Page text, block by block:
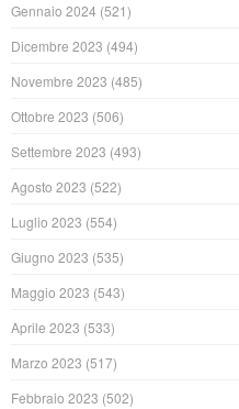
Gennaio 2024 (521)
Dicembre 2023 (494)
Novembre 2023 (485)
Ottobre 2023 (506)
Settembre 2023 (493)
Agosto 2023 (522)
Luglio 2023 (554)
Giugno 2023 (535)
Maggio 2023 (543)
Aprile 2023 (533)
Marzo 2023 (517)
Febbraio 2023 (502)